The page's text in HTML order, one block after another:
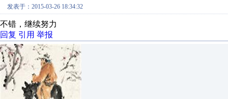
发表于：2015-03-26 18:34:32
不错，继续努力
回复 引用 举报